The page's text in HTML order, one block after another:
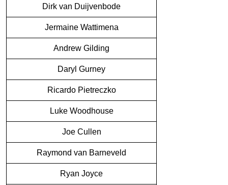
Dirk van Duijvenbode
Jermaine Wattimena
Andrew Gilding
Daryl Gurney
Ricardo Pietreczko
Luke Woodhouse
Joe Cullen
Raymond van Barneveld
Ryan Joyce